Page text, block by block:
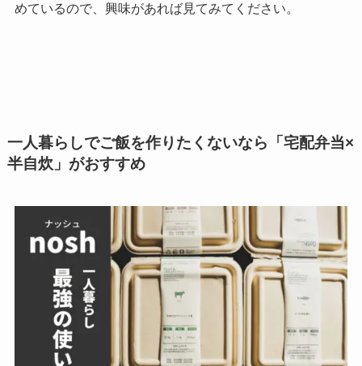
めているので、興味があれば見てみてください。
一人暮らしでご飯を作りたくないなら「宅配弁当×
半自炊」がおすすめ